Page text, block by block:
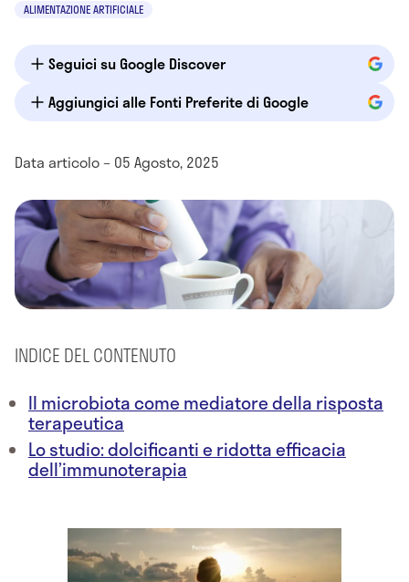
ALIMENTAZIONE ARTIFICIALE
Seguici su Google Discover
Aggiungici alle Fonti Preferite di Google
Data articolo – 05 Agosto, 2025
INDICE DEL CONTENUTO
Il microbiota come mediatore della risposta
terapeutica
Lo studio: dolcificanti e ridotta efficacia
dell’immunoterapia